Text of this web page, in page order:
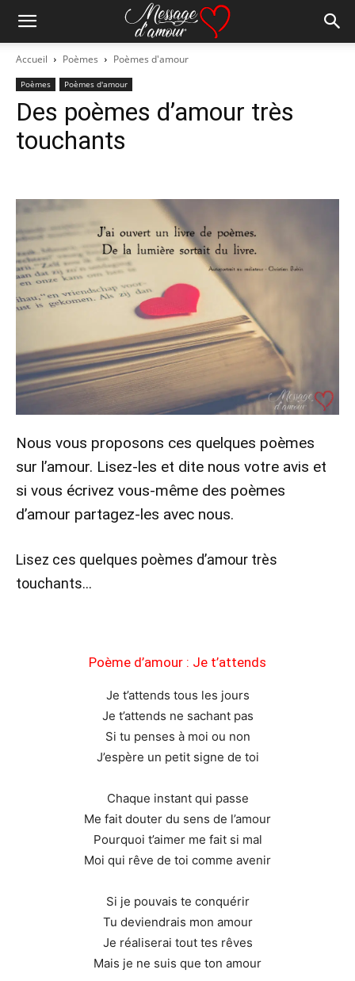
Accueil Poèmes Poèmes d'amour
Poèmes Poèmes d'amour
Des poèmes d’amour très
touchants
Nous vous proposons ces quelques poèmes
sur l’amour. Lisez-les et dite nous votre avis et
si vous écrivez vous-même des poèmes
d’amour partagez-les avec nous.
Lisez ces quelques poèmes d’amour très
touchants…
Poème d’amour : Je t’attends
Je t’attends tous les jours
Je t’attends ne sachant pas
Si tu penses à moi ou non
J’espère un petit signe de toi
Chaque instant qui passe
Me fait douter du sens de l’amour
Pourquoi t’aimer me fait si mal
Moi qui rêve de toi comme avenir
Si je pouvais te conquérir
Tu deviendrais mon amour
Je réaliserai tout tes rêves
Mais je ne suis que ton amour